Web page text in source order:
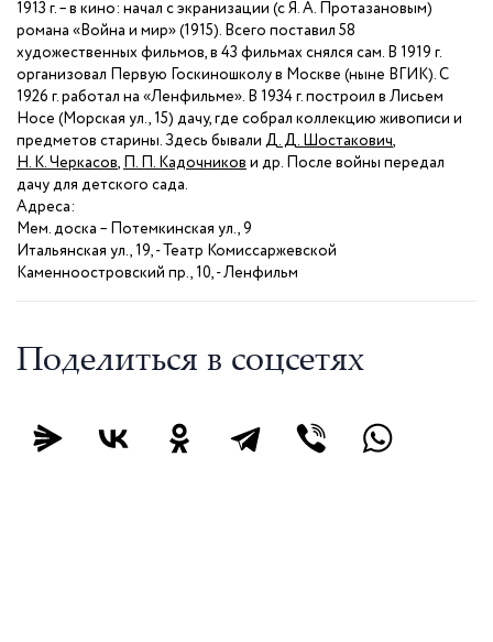
1913 г. – в кино: начал с экранизации (с Я. А. Протазановым)
романа «Война и мир» (1915). Всего поставил 58
художественных фильмов, в 43 фильмах снялся сам. В 1919 г.
организовал Первую Госкиношколу в Москве (ныне ВГИК). С
1926 г. работал на «Ленфильме». В 1934 г. построил в Лисьем
Носе (Морская ул., 15) дачу, где собрал коллекцию живописи и
предметов старины. Здесь бывали Д. Д. Шостакович,
Н. К. Черкасов, П. П. Кадочников и др. После войны передал
дачу для детского сада.
Адреса:
Мем. доска – Потемкинская ул., 9
Итальянская ул., 19, - Театр Комиссаржевской
Каменноостровский пр., 10, - Ленфильм
Поделиться в соцсетях